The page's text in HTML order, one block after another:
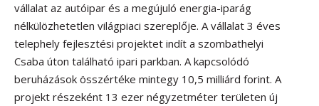
vállalat az autóipar és a megújuló energia-iparág
nélkülözhetetlen világpiaci szereplője. A vállalat 3 éves
telephely fejlesztési projektet indít a szombathelyi
Csaba úton található ipari parkban. A kapcsolódó
beruházások összértéke mintegy 10,5 milliárd forint. A
projekt részeként 13 ezer négyzetméter területen új